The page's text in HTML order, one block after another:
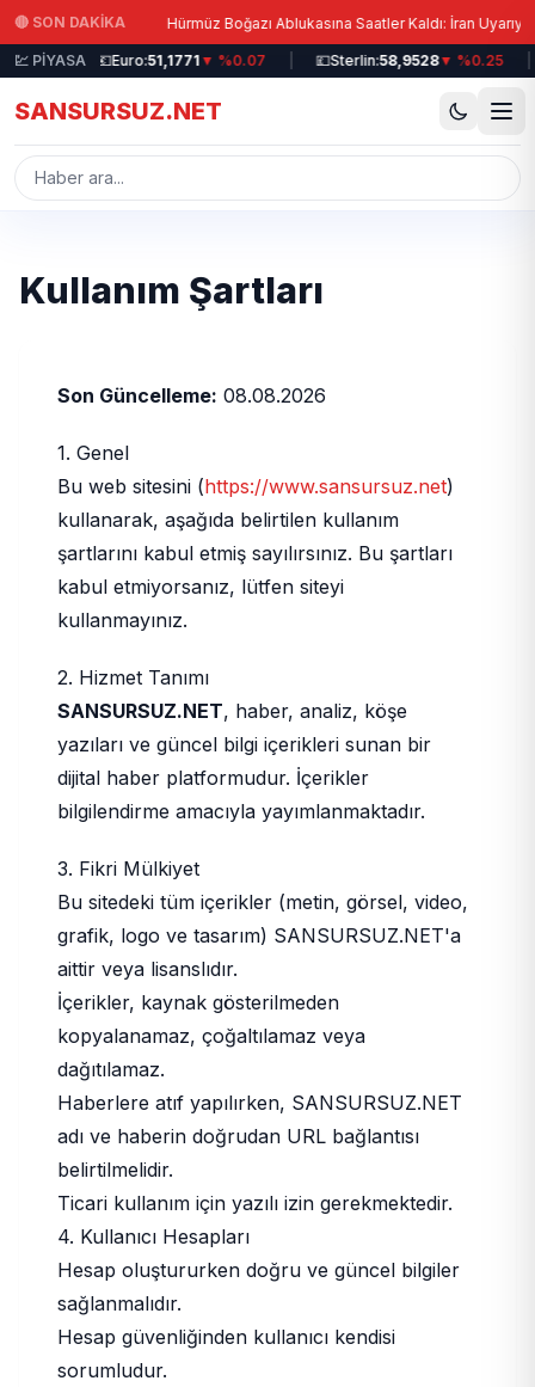
Ana içeriğe atla
🔴 SON DAKİKA
Verildi! | Hürmüz Boğazı Ablukasına Saatler Kaldı: İran Uyarıyor!
💹 PİYASA
| 💶 Euro:51,1771▼ %0.07 💷Sterlin:58,9528▼ %0.25
SANSURSUZ.NET
Kullanım Şartları
Son Güncelleme: 08.08.2026
1. Genel
Bu web sitesini (https://www.sansursuz.net)
kullanarak, aşağıda belirtilen kullanım
şartlarını kabul etmiş sayılırsınız. Bu şartları
kabul etmiyorsanız, lütfen siteyi
kullanmayınız.
2. Hizmet Tanımı
SANSURSUZ.NET, haber, analiz, köşe
yazıları ve güncel bilgi içerikleri sunan bir
dijital haber platformudur. İçerikler
bilgilendirme amacıyla yayımlanmaktadır.
3. Fikri Mülkiyet
Bu sitedeki tüm içerikler (metin, görsel, video,
grafik, logo ve tasarım) SANSURSUZ.NET'a
aittir veya lisanslıdır.
İçerikler, kaynak gösterilmeden
kopyalanamaz, çoğaltılamaz veya
dağıtılamaz.
Haberlere atıf yapılırken, SANSURSUZ.NET
adı ve haberin doğrudan URL bağlantısı
belirtilmelidir.
Ticari kullanım için yazılı izin gerekmektedir.
4. Kullanıcı Hesapları
Hesap oluştururken doğru ve güncel bilgiler
sağlanmalıdır.
Hesap güvenliğinden kullanıcı kendisi
sorumludur.